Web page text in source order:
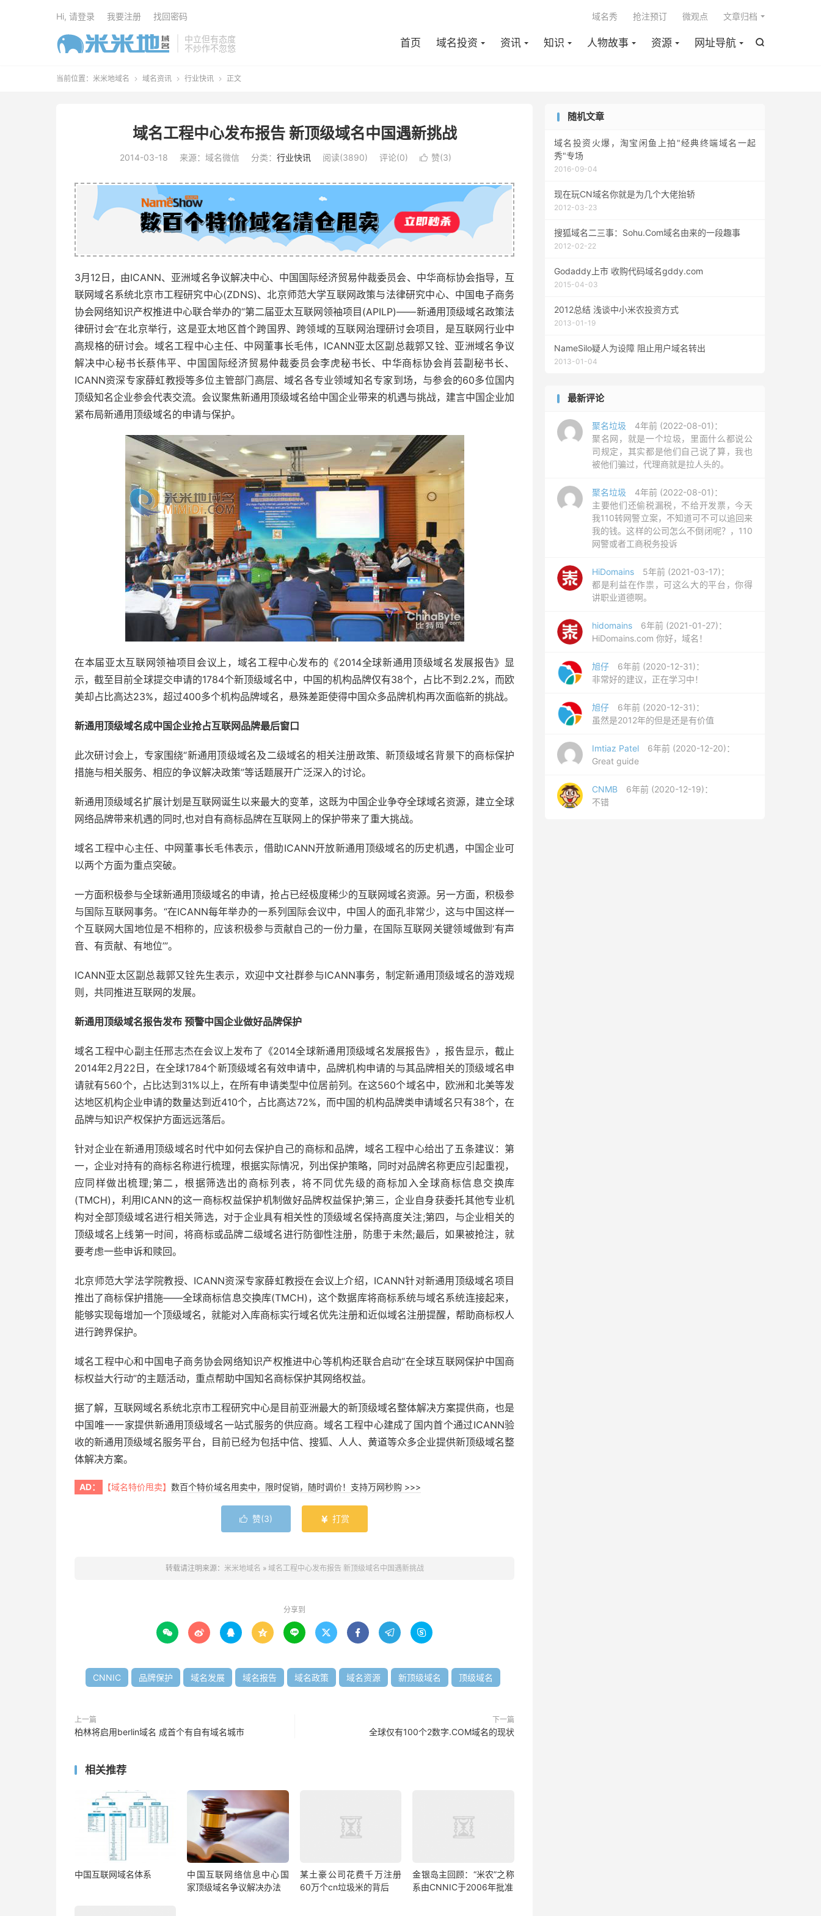
中立但有态度
不炒作不忽悠

首页 域名投资 资讯 知识 人物故事 资源 网址导航
域名秀 抢注预订 微观点 文章归档
Hi, 请登录 我要注册 找回密码
当前位置： 米米地域名  域名资讯  行业快讯  正文
域名工程中心发布报告 新顶级域名中国遇新挑战
2014-03-18 来源：域名微信 分类： 行业快讯 阅读(3890) 评论(0)  赞(3)
3月12日，由ICANN、亚洲域名争议解决中心、中国国际经济贸易仲裁委员会、中华商标协会指导，互
联网域名系统北京市工程研究中心(ZDNS)、北京师范大学互联网政策与法律研究中心、中国电子商务
协会网络知识产权推进中心联合举办的“第二届亚太互联网领袖项目(APILP)——新通用顶级域名政策法
律研讨会”在北京举行，这是亚太地区首个跨国界、跨领域的互联网治理研讨会项目，是互联网行业中
高规格的研讨会。域名工程中心主任、中网董事长毛伟，ICANN亚太区副总裁郭又铨、亚洲域名争议
解决中心秘书长蔡伟平、中国国际经济贸易仲裁委员会李虎秘书长、中华商标协会肖芸副秘书长、
ICANN资深专家薛虹教授等多位主管部门高层、域名各专业领域知名专家到场，与参会的60多位国内
顶级知名企业参会代表交流。会议聚焦新通用顶级域名给中国企业带来的机遇与挑战，建言中国企业加
紧布局新通用顶级域名的申请与保护。
在本届亚太互联网领袖项目会议上，域名工程中心发布的《2014全球新通用顶级域名发展报告》显
示，截至目前全球提交申请的1784个新顶级域名中，中国的机构品牌仅有38个，占比不到2.2%，而欧
美却占比高达23%，超过400多个机构品牌域名，悬殊差距使得中国众多品牌机构再次面临新的挑战。
新通用顶级域名成中国企业抢占互联网品牌最后窗口
此次研讨会上，专家围绕“新通用顶级域名及二级域名的相关注册政策、新顶级域名背景下的商标保护
措施与相关服务、相应的争议解决政策”等话题展开广泛深入的讨论。
新通用顶级域名扩展计划是互联网诞生以来最大的变革，这既为中国企业争夺全球域名资源，建立全球
网络品牌带来机遇的同时,也对自有商标品牌在互联网上的保护带来了重大挑战。
域名工程中心主任、中网董事长毛伟表示，借助ICANN开放新通用顶级域名的历史机遇，中国企业可
以两个方面为重点突破。
一方面积极参与全球新通用顶级域名的申请，抢占已经极度稀少的互联网域名资源。另一方面，积极参
与国际互联网事务。“在ICANN每年举办的一系列国际会议中，中国人的面孔非常少，这与中国这样一
个互联网大国地位是不相称的，应该积极参与贡献自己的一份力量，在国际互联网关键领域做到‘有声
音、有贡献、有地位’”。
ICANN亚太区副总裁郭又铨先生表示，欢迎中文社群参与ICANN事务，制定新通用顶级域名的游戏规
则，共同推进互联网的发展。
新通用顶级域名报告发布 预警中国企业做好品牌保护
域名工程中心副主任邢志杰在会议上发布了《2014全球新通用顶级域名发展报告》，报告显示，截止
2014年2月22日，在全球1784个新顶级域名有效申请中，品牌机构申请的与其品牌相关的顶级域名申
请就有560个，占比达到31%以上，在所有申请类型中位居前列。在这560个域名中，欧洲和北美等发
达地区机构企业申请的数量达到近410个，占比高达72%，而中国的机构品牌类申请域名只有38个，在
品牌与知识产权保护方面远远落后。
针对企业在新通用顶级域名时代中如何去保护自己的商标和品牌，域名工程中心给出了五条建议：第
一，企业对持有的商标名称进行梳理，根据实际情况，列出保护策略，同时对品牌名称更应引起重视，
应同样做出梳理;第二，根据筛选出的商标列表，将不同优先级的商标加入全球商标信息交换库
(TMCH)，利用ICANN的这一商标权益保护机制做好品牌权益保护;第三，企业自身获委托其他专业机
构对全部顶级域名进行相关筛选，对于企业具有相关性的顶级域名保持高度关注;第四，与企业相关的
顶级域名上线第一时间，将商标或品牌二级域名进行防御性注册，防患于未然;最后，如果被抢注，就
要考虑一些申诉和赎回。
北京师范大学法学院教授、ICANN资深专家薛虹教授在会议上介绍，ICANN针对新通用顶级域名项目
推出了商标保护措施——全球商标信息交换库(TMCH)，这个数据库将商标系统与域名系统连接起来，
能够实现每增加一个顶级域名，就能对入库商标实行域名优先注册和近似域名注册提醒，帮助商标权人
进行跨界保护。
域名工程中心和中国电子商务协会网络知识产权推进中心等机构还联合启动“在全球互联网保护中国商
标权益大行动”的主题活动，重点帮助中国知名商标保护其网络权益。
据了解，互联网域名系统北京市工程研究中心是目前亚洲最大的新顶级域名整体解决方案提供商，也是
中国唯一一家提供新通用顶级域名一站式服务的供应商。域名工程中心建成了国内首个通过ICANN验
收的新通用顶级域名服务平台，目前已经为包括中信、搜狐、人人、黄道等众多企业提供新顶级域名整
体解决方案。
AD： 【域名特价甩卖】 数百个特价域名甩卖中，限时促销，随时调价！支持万网秒购 >>>
 赞(3)  打赏
转载请注明来源： 米米地域名 » 域名工程中心发布报告 新顶级域名中国遇新挑战
分享到
        
CNNIC 品牌保护 域名发展 域名报告 域名政策 域名资源 新顶级域名 顶级域名
上一篇
柏林将启用berlin域名 成首个有自有域名城市
下一篇
全球仅有100个2数字.COM域名的现状
相关推荐
中国互联网域名体系
中国互联网络信息中心国
家顶级域名争议解决办法
某土豪公司花费千万注册
60万个cn垃圾米的背后
金银岛主回顾：“米农”之称
系由CNNIC于2006年批准
随机文章
域名投资火爆，淘宝闲鱼上拍"经典终端域名一起
秀"专场
2016-09-04
现在玩CN域名你就是为几个大佬抬轿
2012-03-23
搜狐域名二三事：Sohu.Com域名由来的一段趣事
2012-02-22
Godaddy上市 收购代码域名gddy.com
2015-04-03
2012总结 浅谈中小米农投资方式
2013-01-19
NameSilo疑人为设障 阻止用户域名转出
2013-01-04
最新评论
聚名垃圾
4年前 (2022-08-01)：
聚名网，就是一个垃圾，里面什么都说公
司规定，其实都是他们自己说了算，我也
被他们骗过，代理商就是拉人头的。
聚名垃圾
4年前 (2022-08-01)：
主要他们还偷税漏税，不给开发票，今天
我110转网警立案，不知道可不可以追回来
我的钱。这样的公司怎么不倒闭呢？，110
网警或者工商税务投诉
HiDomains
5年前 (2021-03-17)：
都是利益在作祟，可这么大的平台，你得
讲职业道德啊。
hidomains
6年前 (2021-01-27)：
HiDomains.com 你好，域名！
旭仔
6年前 (2020-12-31)：
非常好的建议，正在学习中！
旭仔
6年前 (2020-12-31)：
虽然是2012年的但是还是有价值
Imtiaz Patel
6年前 (2020-12-20)：
Great guide
CNMB
6年前 (2020-12-19)：
不错